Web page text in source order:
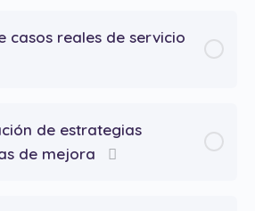
casos reales de servicio
de estrategias
de mejora